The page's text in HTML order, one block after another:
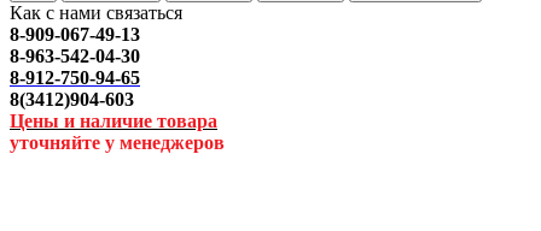
Как с нами связаться
8-909-067-49-13
8-963-542-04-30
8-912-750-94-65
8(3412)904-603
Цены и наличие товара
уточняйте у менеджеров